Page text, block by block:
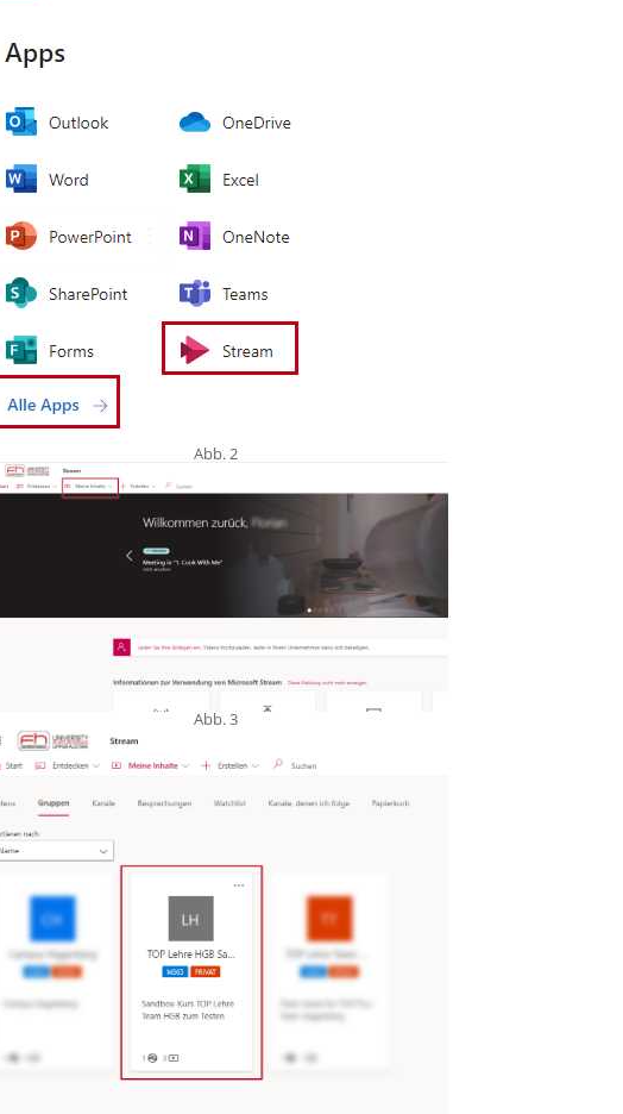
Abb. 2
Abb. 3